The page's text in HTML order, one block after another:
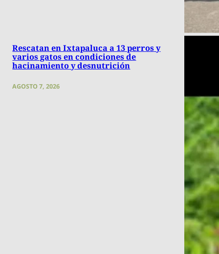
Rescatan en Ixtapaluca a 13 perros y
varios gatos en condiciones de
hacinamiento y desnutrición
AGOSTO 7, 2026